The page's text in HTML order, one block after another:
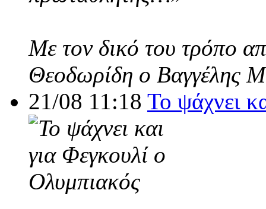
Με τον δικό του τρόπο
Θεοδωρίδη ο Βαγγέλης
21/08 11:18 Το ψάχνει